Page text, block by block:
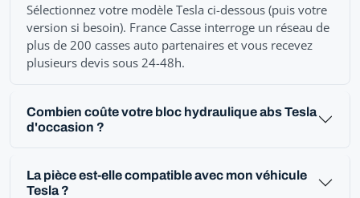
Sélectionnez votre modèle Tesla ci-dessous (puis votre
version si besoin). France Casse interroge un réseau de
plus de 200 casses auto partenaires et vous recevez
plusieurs devis sous 24-48h.
Combien coûte votre bloc hydraulique abs Tesla
d'occasion ?
La pièce est-elle compatible avec mon véhicule
Tesla ?